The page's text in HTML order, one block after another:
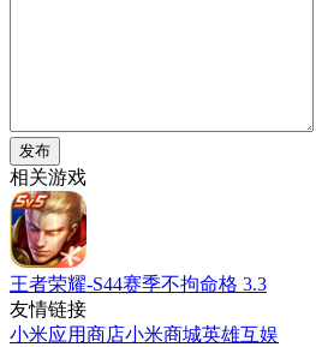
发布
相关游戏
王者荣耀-S44赛季不拘命格 3.3
友情链接
小米应用商店小米商城英雄互娱